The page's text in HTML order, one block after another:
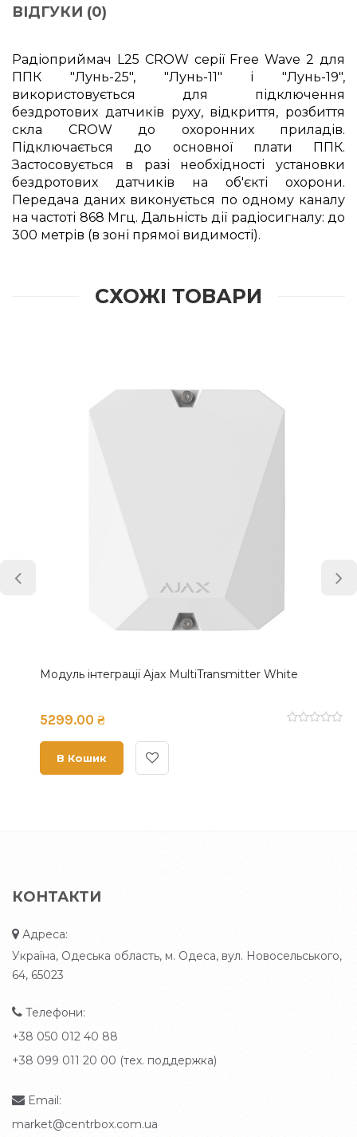
ВІДГУКИ (0)
Радіоприймач L25 CROW серії Free Wave 2 для
ППК "Лунь-25", "Лунь-11" і "Лунь-19",
використовується для підключення
бездротових датчиків руху, відкриття, розбиття
скла CROW до охоронних приладів.
Підключається до основної плати ППК.
Застосовується в разі необхідності установки
бездротових датчиків на об'єкті охорони.
Передача даних виконується по одному каналу
на частоті 868 Мгц. Дальність дії радіосигналу: до
300 метрів (в зоні прямої видимості).
СХОЖІ ТОВАРИ
Модуль інтеграції Ajax MultiTransmitter White
5299.00 ₴
В Кошик
КОНТАКТИ
Адреса:
Україна, Одеська область, м. Одеса, вул. Новосельського,
64, 65023
Телефони:
+38 050 012 40 88
+38 099 011 20 00 (тех. поддержка)
Email:
market@centrbox.com.ua